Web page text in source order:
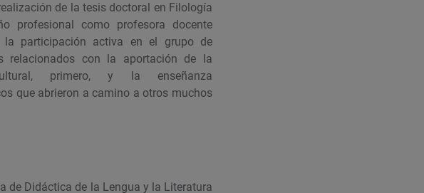
de la tesis doctoral en Filología
profesional como profesora docente
participación activa en el grupo de
relacionados con la aportación de la
primero, y la enseñanza
que abrieron a camino a otros muchos
de Didáctica de la Lengua y la Literatura